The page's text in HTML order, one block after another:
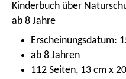
Kinderbuch über
ab 8 Jahre
Erscheinungsdatum:
ab 8 Jahren
112 Seiten, 13 cm x